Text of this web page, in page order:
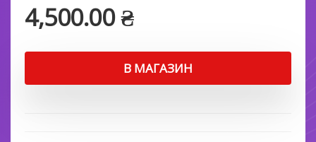
4,500.00₴
В МАГАЗИН